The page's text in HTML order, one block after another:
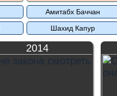
Амитабх Баччан
Шахид Капур
2014